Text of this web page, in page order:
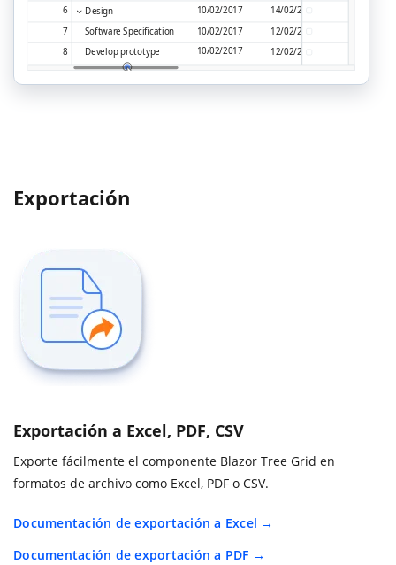
Exportación
Exportación a Excel, PDF, CSV
Exporte fácilmente el componente Blazor Tree Grid en
formatos de archivo como Excel, PDF o CSV.
Documentación de exportación a Excel
Documentación de exportación a PDF